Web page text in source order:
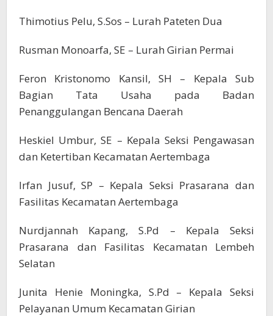
Thimotius Pelu, S.Sos – Lurah Pateten Dua
Rusman Monoarfa, SE – Lurah Girian Permai
Feron Kristonomo Kansil, SH – Kepala Sub
Bagian Tata Usaha pada Badan
Penanggulangan Bencana Daerah
Heskiel Umbur, SE – Kepala Seksi Pengawasan
dan Ketertiban Kecamatan Aertembaga
Irfan Jusuf, SP – Kepala Seksi Prasarana dan
Fasilitas Kecamatan Aertembaga
Nurdjannah Kapang, S.Pd – Kepala Seksi
Prasarana dan Fasilitas Kecamatan Lembeh
Selatan
Junita Henie Moningka, S.Pd – Kepala Seksi
Pelayanan Umum Kecamatan Girian